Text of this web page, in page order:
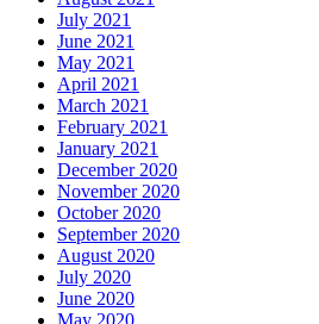
July 2021
June 2021
May 2021
April 2021
March 2021
February 2021
January 2021
December 2020
November 2020
October 2020
September 2020
August 2020
July 2020
June 2020